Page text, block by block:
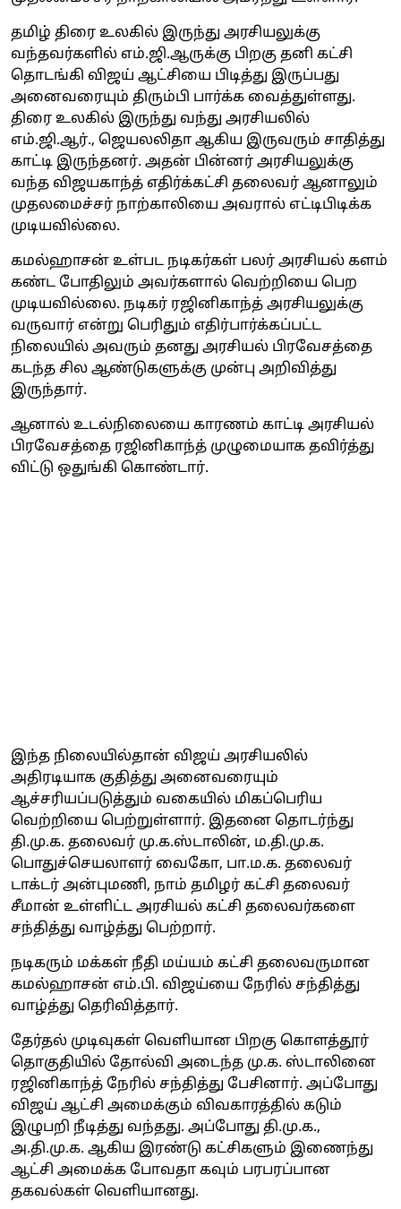
தமிழ் திரை உலகில் இருந்து அரசியலுக்கு
வந்தவர்களில் எம்.ஜி.ஆருக்கு பிறகு தனி கட்சி
தொடங்கி விஜய் ஆட்சியை பிடித்து இருப்பது
அனைவரையும் திரும்பி பார்க்க வைத்துள்ளது.
திரை உலகில் இருந்து வந்து அரசியலில்
எம்.ஜி.ஆர்., ஜெயலலிதா ஆகிய இருவரும் சாதித்து
காட்டி இருந்தனர். அதன் பின்னர் அரசியலுக்கு
வந்த விஜயகாந்த் எதிர்க்கட்சி தலைவர் ஆனாலும்
முதலமைச்சர் நாற்காலியை அவரால் எட்டிபிடிக்க
முடியவில்லை.
கமல்ஹாசன் உள்பட நடிகர்கள் பலர் அரசியல் களம்
கண்ட போதிலும் அவர்களால் வெற்றியை பெற
முடியவில்லை. நடிகர் ரஜினிகாந்த் அரசியலுக்கு
வருவார் என்று பெரிதும் எதிர்பார்க்கப்பட்ட
நிலையில் அவரும் தனது அரசியல் பிரவேசத்தை
கடந்த சில ஆண்டுகளுக்கு முன்பு அறிவித்து
இருந்தார்.
ஆனால் உடல்நிலையை காரணம் காட்டி அரசியல்
பிரவேசத்தை ரஜினிகாந்த் முழுமையாக தவிர்த்து
விட்டு ஒதுங்கி கொண்டார்.
இந்த நிலையில்தான் விஜய் அரசியலில்
அதிரடியாக குதித்து அனைவரையும்
ஆச்சரியப்படுத்தும் வகையில் மிகப்பெரிய
வெற்றியை பெற்றுள்ளார். இதனை தொடர்ந்து
தி.மு.க. தலைவர் மு.க.ஸ்டாலின், ம.தி.மு.க.
பொதுச்செயலாளர் வைகோ, பா.ம.க. தலைவர்
டாக்டர் அன்புமணி, நாம் தமிழர் கட்சி தலைவர்
சீமான் உள்ளிட்ட அரசியல் கட்சி தலைவர்களை
சந்தித்து வாழ்த்து பெற்றார்.
நடிகரும் மக்கள் நீதி மய்யம் கட்சி தலைவருமான
கமல்ஹாசன் எம்.பி. விஜய்யை நேரில் சந்தித்து
வாழ்த்து தெரிவித்தார்.
தேர்தல் முடிவுகள் வெளியான பிறகு கொளத்தூர்
தொகுதியில் தோல்வி அடைந்த மு.க. ஸ்டாலினை
ரஜினிகாந்த் நேரில் சந்தித்து பேசினார். அப்போது
விஜய் ஆட்சி அமைக்கும் விவகாரத்தில் கடும்
இழுபறி நீடித்து வந்தது. அப்போது தி.மு.க.,
அ.தி.மு.க. ஆகிய இரண்டு கட்சிகளும் இணைந்து
ஆட்சி அமைக்க போவதா கவும் பரபரப்பான
தகவல்கள் வெளியானது.